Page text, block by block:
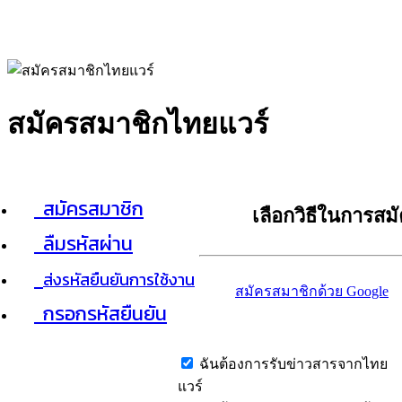
สมัครสมาชิกไทยแวร์
สมัครสมาชิก
ลืมรหัสผ่าน
ส่งรหัสยืนยันการใช้งาน
กรอกรหัสยืนยัน
เลือกวิธีในการส
สมัครสมาชิกด้วย Google
ฉันต้องการรับข่าวสารจากไทย
แวร์